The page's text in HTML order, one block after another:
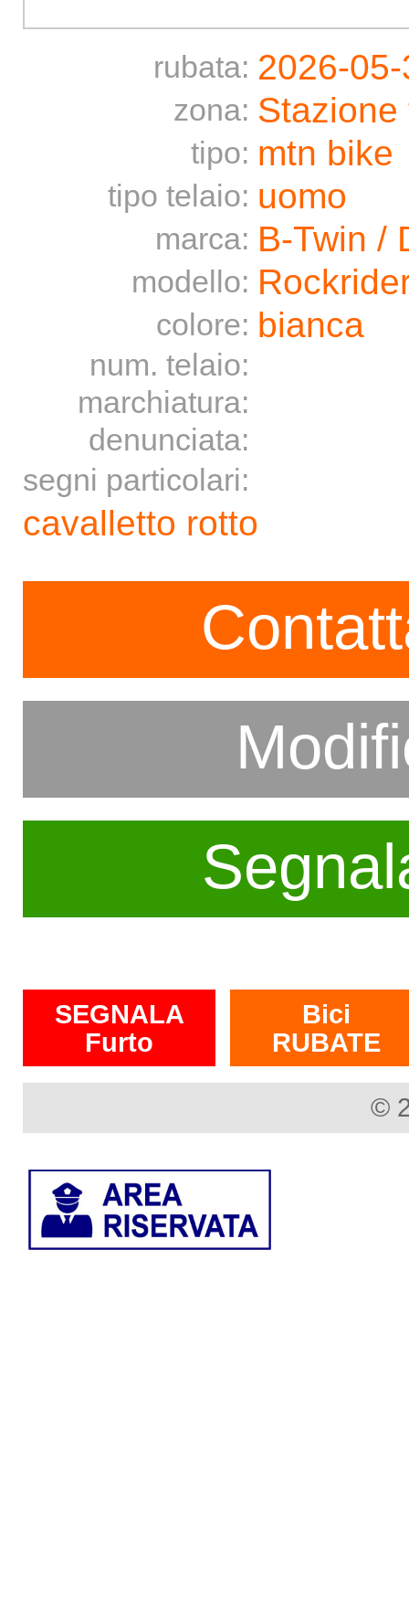
rubata: 2026-
zona:
tipo: mtn bike
tipo telaio: uomo
marca: B-Twin /
modello:
colore: bianca
num. telaio:
marchiatura:
denunciata:
segni particolari:
cavalletto rotto
SEGNALA
Furto
Bici
RUBATE
©